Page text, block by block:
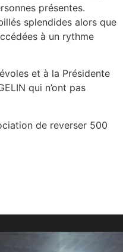
présentes.
splendides alors que
à un rythme
et à la Présidente
qui n’ont pas
de reverser 500